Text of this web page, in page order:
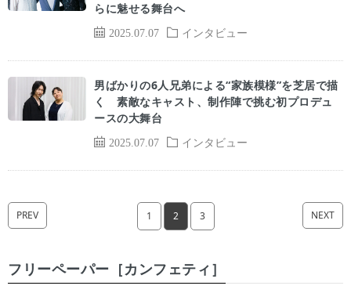
2025.07.07 インタビュー
らに魅せる舞台へ
2025.07.07 インタビュー
男ばかりの6人兄弟による“家族模様”を芝居で描
く 素敵なキャスト、制作陣で挑む初プロデュ
ースの大舞台
PREV 1 2 3 NEXT
フリーペーパー［カンフェティ］